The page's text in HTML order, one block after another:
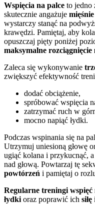
Wspięcia na palce to jedno
skutecznie angażuje
wystarczy stanąć na
krawędzi. Pamiętaj, aby
opuszczaj pięty poniżej
maksymalne rozciągnięcie
Zaleca się wykonywanie
zwiększyć efektywność
dodać obciążenie,
spróbować wspięcia
zatrzymać ruch w
mocno napiąć łydki.
Podczas wspinania się na
Utrzymuj uniesioną głowę
ugiąć kolana i przykucnąć,
nad głową. Powtarzaj tę
powtórzeń i pamiętaj o
Regularne treningi wspięć
łydki oraz poprawić ich siłę i